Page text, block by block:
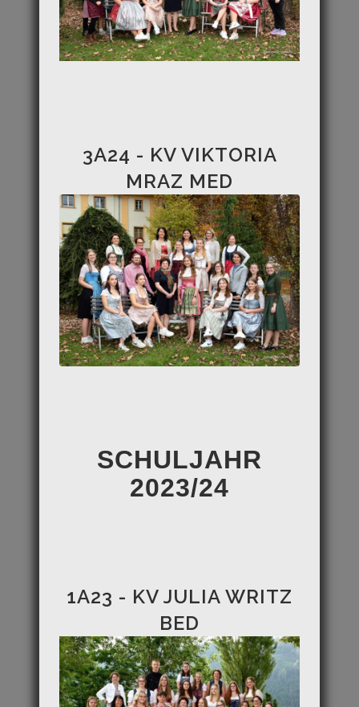
3A24 - KV VIKTORIA
MRAZ MED
SCHULJAHR
2023/24
1A23 - KV JULIA WRITZ
BED